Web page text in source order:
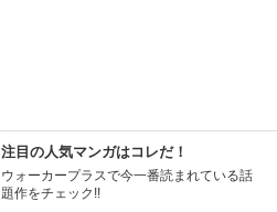
注目の人気マンガはコレだ！
ウォーカープラスで今一番読まれている話
題作をチェック!!